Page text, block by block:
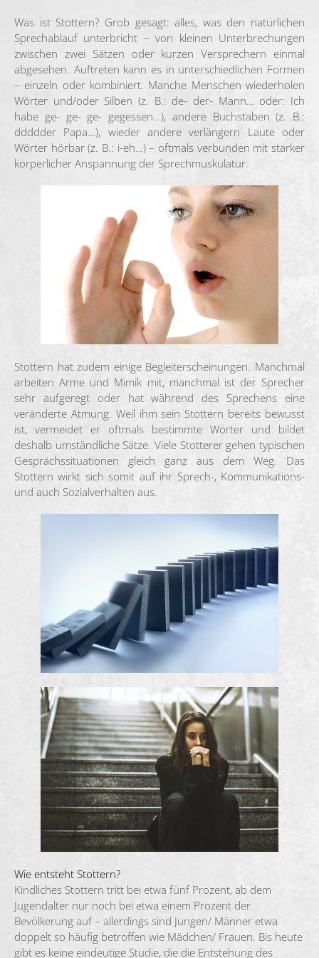
Was ist Stottern? Grob gesagt: alles, was den natürlichen
Sprechablauf unterbricht – von kleinen Unterbrechungen
zwischen zwei Sätzen oder kurzen Versprechern einmal
abgesehen. Auftreten kann es in unterschiedlichen Formen
– einzeln oder kombiniert. Manche Menschen wiederholen
Wörter und/oder Silben (z. B.: de- der- Mann… oder: Ich
habe ge- ge- ge- gegessen…), andere Buchstaben (z. B.:
ddddder Papa…), wieder andere verlängern Laute oder
Wörter hörbar (z. B.: i-eh…) – oftmals verbunden mit starker
körperlicher Anspannung der Sprechmuskulatur.
Stottern hat zudem einige Begleiterscheinungen. Manchmal
arbeiten Arme und Mimik mit, manchmal ist der Sprecher
sehr aufgeregt oder hat während des Sprechens eine
veränderte Atmung. Weil ihm sein Stottern bereits bewusst
ist, vermeidet er oftmals bestimmte Wörter und bildet
deshalb umständliche Sätze. Viele Stotterer gehen typischen
Gesprächssituationen gleich ganz aus dem Weg. Das
Stottern wirkt sich somit auf ihr Sprech-, Kommunikations-
und auch Sozialverhalten aus.
Wie entsteht Stottern?
Kindliches Stottern tritt bei etwa fünf Prozent, ab dem
Jugendalter nur noch bei etwa einem Prozent der
Bevölkerung auf – allerdings sind Jungen/ Männer etwa
doppelt so häufig betroffen wie Mädchen/ Frauen. Bis heute
gibt es keine eindeutige Studie, die die Entstehung des